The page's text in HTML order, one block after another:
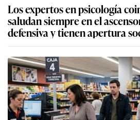
Los expertos en psicología
saludan siempre en el
defensiva y tienen apertura